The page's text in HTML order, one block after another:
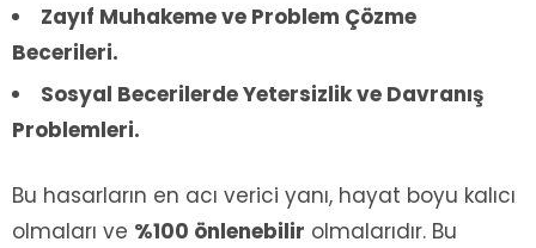
Zayıf Muhakeme ve Problem Çözme
Becerileri.
Sosyal Becerilerde Yetersizlik ve Davranış
Problemleri.
Bu hasarların en acı verici yanı, hayat boyu kalıcı
olmaları ve %100 önlenebilir olmalarıdır. Bu